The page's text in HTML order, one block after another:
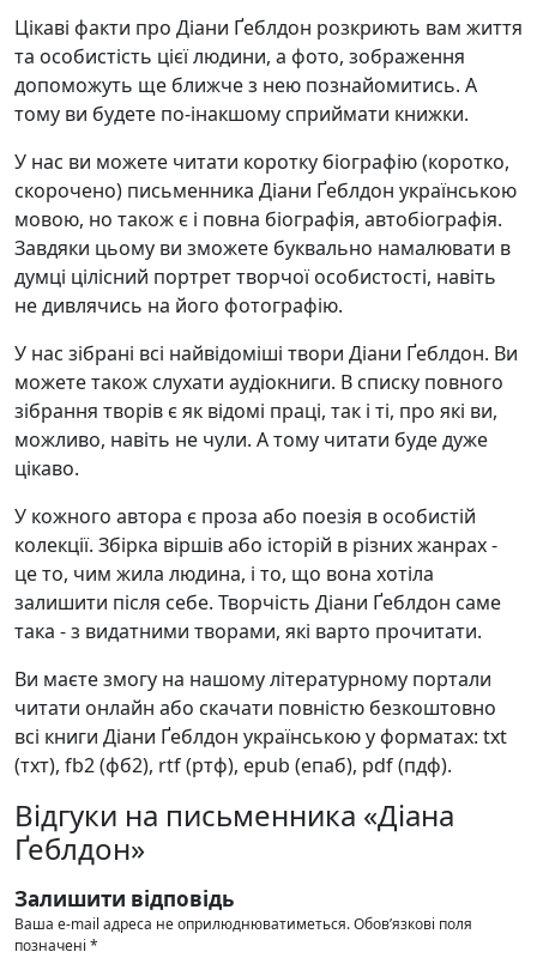
Цікаві факти про Діани Ґеблдон розкриють вам життя
та особистість цієї людини, а фото, зображення
допоможуть ще ближче з нею познайомитись. А
тому ви будете по-інакшому сприймати книжки.
У нас ви можете читати коротку біографію (коротко,
скорочено) письменника Діани Ґеблдон українською
мовою, но також є і повна біографія, автобіографія.
Завдяки цьому ви зможете буквально намалювати в
думці цілісний портрет творчої особистості, навіть
не дивлячись на його фотографію.
У нас зібрані всі найвідоміші твори Діани Ґеблдон. Ви
можете також слухати аудіокниги. В списку повного
зібрання творів є як відомі праці, так і ті, про які ви,
можливо, навіть не чули. А тому читати буде дуже
цікаво.
У кожного автора є проза або поезія в особистій
колекції. Збірка віршів або історій в різних жанрах -
це то, чим жила людина, і то, що вона хотіла
залишити після себе. Творчість Діани Ґеблдон саме
така - з видатними творами, які варто прочитати.
Ви маєте змогу на нашому літературному портали
читати онлайн або скачати повністю безкоштовно
всі книги Діани Ґеблдон українською у форматах: txt
(тхт), fb2 (фб2), rtf (ртф), epub (епаб), pdf (пдф).
Відгуки на письменника «Діана
Ґеблдон»
Залишити відповідь
Ваша e-mail адреса не оприлюднюватиметься.Обов’язкові поля
позначені *